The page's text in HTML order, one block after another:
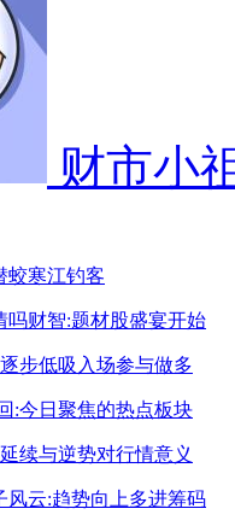
财市小
蛟寒江钓客
吗财智:题材股盛宴开始
步低吸入场参与做多
:今日聚焦的热点板块
续与逆势对行情意义
风云:趋势向上多进筹码